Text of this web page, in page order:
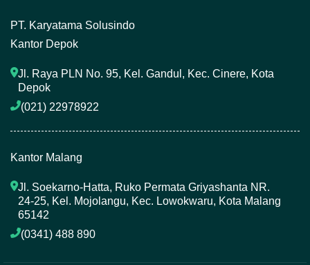
PT. Karyatama Solusindo
Kantor Depok
Jl. Raya PLN No. 95, Kel. Gandul, Kec. Cinere, Kota
Depok
(021) 22978922
Kantor Malang
Jl. Soekarno-Hatta, Ruko Permata Griyashanta NR.
24-25, Kel. Mojolangu, Kec. Lowokwaru, Kota Malang
65142
(0341) 488 890